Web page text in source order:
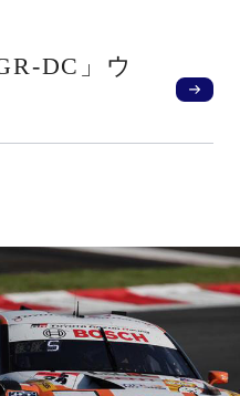
DC」ウ